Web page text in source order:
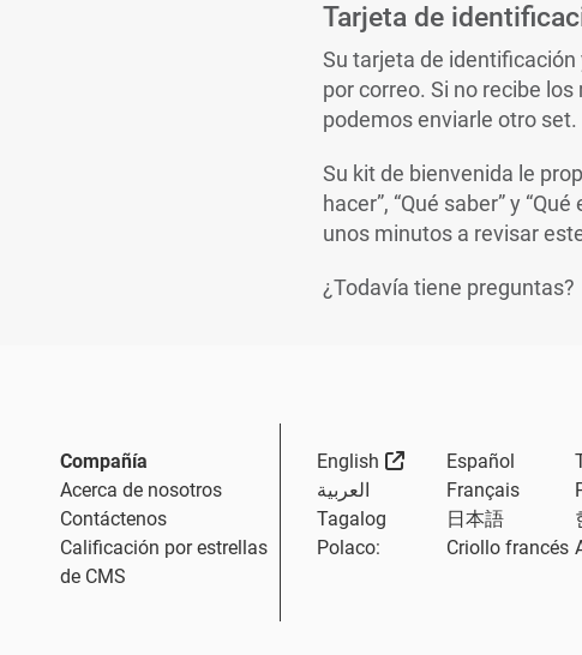
Tarjeta de
Su tarjeta de
por correo. Si no recibe
podemos enviarle otro set.
Su kit de bienvenida le
hacer”, “Qué saber” y
unos minutos a revisar
¿Todavía tiene preguntas?
Compañía
Acerca de nosotros
Contáctenos
Calificación por estrellas
de CMS
English External Link
Español
العربية
Français
Tagalog
日本語
Polaco:
Criollo francés